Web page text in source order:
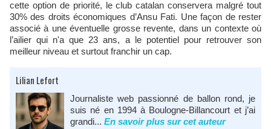
cette option de priorité, le club catalan conservera malgré tout
30% des droits économiques d’Ansu Fati. Une façon de rester
associé à une éventuelle grosse revente, dans un contexte où
l’ailier qui n'a que 23 ans, a le potentiel pour retrouver son
meilleur niveau et surtout franchir un cap.
Lilian Lefort
Journaliste web passionné de ballon rond, je
suis né en 1994 à Boulogne-Billancourt et j’ai
grandi... En savoir plus sur cet auteur